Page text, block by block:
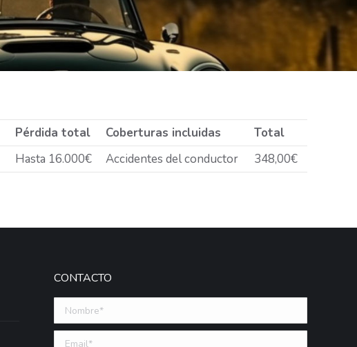
Pérdida total Coberturas incluidas
Total
Hasta 16.000€ Accidentes del conductor 348,00€
CONTACTO
Nombre *
Email (requerido)